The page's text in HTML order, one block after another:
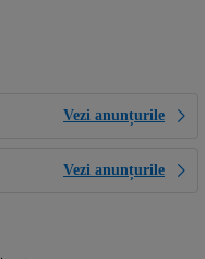
Vezi anunțurile
Vezi anunțurile